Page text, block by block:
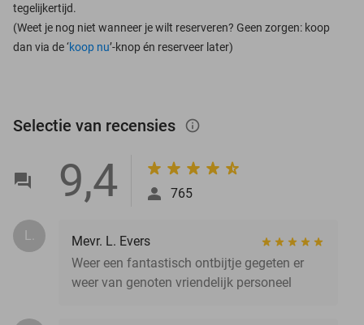
tegelijkertijd.
(Weet je nog niet wanneer je wilt reserveren? Geen zorgen: koop
dan via de ‘koop nu’-knop én reserveer later)
Selectie van recensies info_outlined
9,4 765
L.
Mevr. L. Evers
Weer een fantastisch ontbijtje gegeten er
weer van genoten vriendelijk personeel